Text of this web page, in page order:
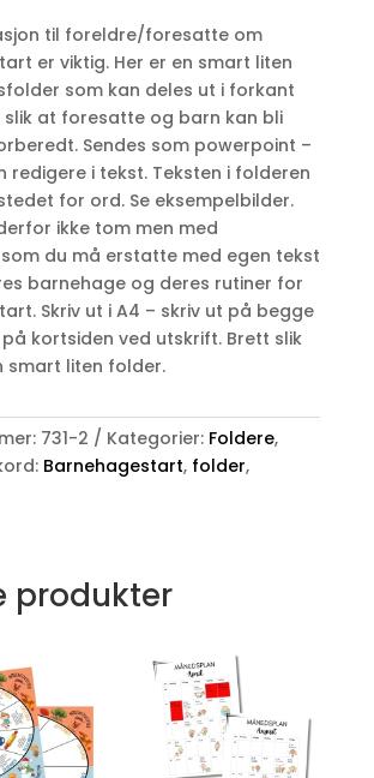
til foreldre/foresatte om
er viktig. Her er en smart liten
som kan deles ut i forkant
at foresatte og barn kan bli
Sendes som powerpoint –
redigere i tekst. Teksten i folderen
stedet for ord. Se eksempelbilder.
ikke tom men med
du må erstatte med egen tekst
barnehage og deres rutiner for
Skriv ut i A4 – skriv ut på begge
kortsiden ved utskrift. Brett slik
smart liten folder.
731-2 Kategorier: Foldere,
Barnehagestart, folder,
produkter